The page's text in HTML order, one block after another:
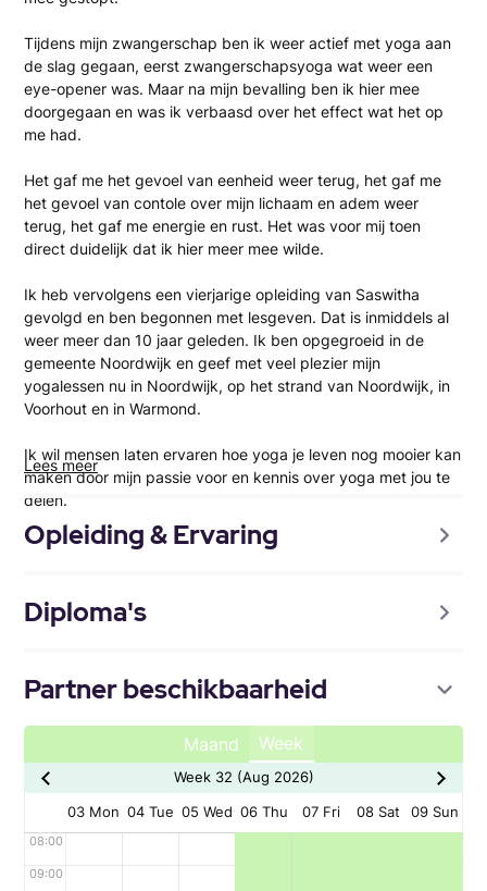
Tijdens mijn zwangerschap ben ik weer actief met yoga aan
de slag gegaan, eerst zwangerschapsyoga wat weer een
eye-opener was. Maar na mijn bevalling ben ik hier mee
doorgegaan en was ik verbaasd over het effect wat het op
me had.
Het gaf me het gevoel van eenheid weer terug, het gaf me
het gevoel van contole over mijn lichaam en adem weer
terug, het gaf me energie en rust. Het was voor mij toen
direct duidelijk dat ik hier meer mee wilde.
Ik heb vervolgens een vierjarige opleiding van Saswitha
gevolgd en ben begonnen met lesgeven. Dat is inmiddels al
weer meer dan 10 jaar geleden. Ik ben opgegroeid in de
gemeente Noordwijk en geef met veel plezier mijn
yogalessen nu in Noordwijk, op het strand van Noordwijk, in
Voorhout en in Warmond.
Ik wil mensen laten ervaren hoe yoga je leven nog mooier kan
maken door mijn passie voor en kennis over yoga met jou te
delen.
Lees meer
Opleiding & Ervaring
Diploma's
Partner beschikbaarheid
Maand Week
Week 32 (Aug 2026)
03 Mon 04 Tue 05 Wed 06 Thu 07 Fri 08 Sat 09 Sun
08:00
09:00